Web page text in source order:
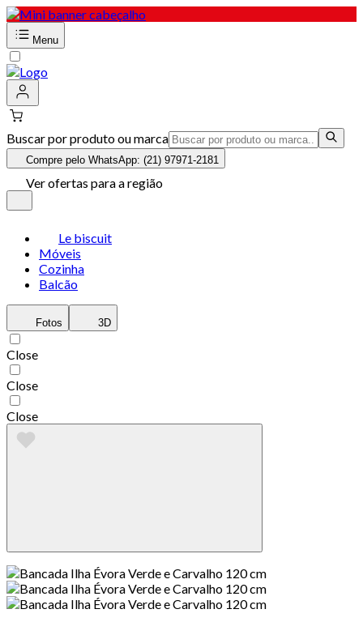
Menu
Buscar por produto ou marca
Compre pelo WhatsApp: (21) 97971-2181
Ver ofertas para a região
Le biscuit
Móveis
Cozinha
Balcão
Fotos 3D
Close
Close
Close